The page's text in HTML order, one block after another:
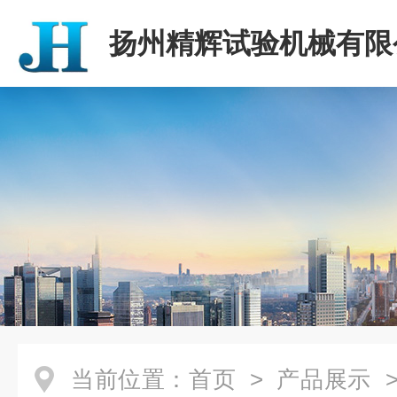
扬州精辉试验机械有
当前位置： 首页 > 产品展示